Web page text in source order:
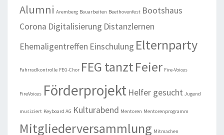
Alumni Aremberg Bauarbeiten Beethovenfest Bootshaus
Corona Digitalisierung Distanzlernen
Ehemaligentreffen Einschulung Elternparty
Fahrradkontrolle FEG-Chor FEG tanztFeier Fire-Voices
FireVoices Förderprojekt Helfer gesucht Jugend
musiziert Keyboard AG Kulturabend Mentoren Mentorenprogramm
Mitgliederversammlung Mitmachen